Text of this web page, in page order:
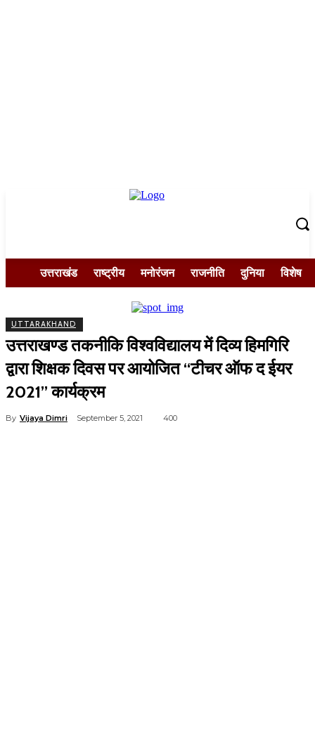
उत्तराखंड राष्ट्रीय मनोरंजन राजनीति दुनिया विशेष
UTTARAKHAND
उत्तराखण्ड तकनीकि विश्वविद्यालय में दिव्य हिमगिरि
द्वारा शिक्षक दिवस पर आयोजित ‘‘टीचर ऑफ द ईयर
2021’’ कार्यक्रम
By Vijaya Dimri September 5, 2021 400